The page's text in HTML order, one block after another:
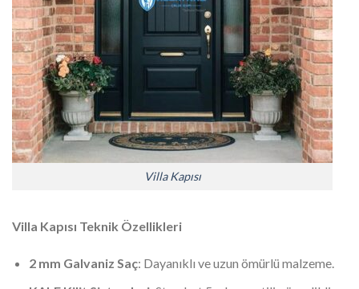
Villa Kapısı
Villa Kapısı Teknik Özellikleri
2 mm Galvaniz Saç: Dayanıklı ve uzun ömürlü malzeme.